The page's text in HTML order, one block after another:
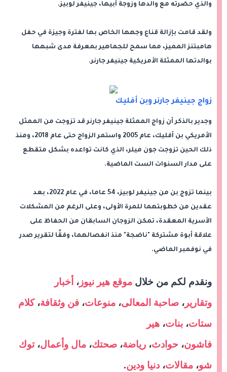
والذي حضرته مع والدها وزوجة أبيها، جينيفر لوبيز.
ولقد قامت بإزالة قناع وجهها الخاص بها لفترة وجيزة في حفل
هامبتنز المميز، مما سمح للجماهير بمعرفة مدى شبهها
بوالدتها الممثلة الأمريكية جينيفر جارنر.
زواج جينيفر جارنر وبن أفليك
وجدير بالذكر أن زواج الممثلة جينيفر جارنر قد تزوجت من الممثل
الأمريكي بن أفليك، عام 2005 واستمر الزواج حتى عام 2018، ومنذ
ذلك الحين تزوجت جون ميلر، الذي كانت تواعده بشكل متقطع
على مدار السنوات الست الماضية.
بينما تزوج بن من جينيفر لوبيز، 54 عاما، في عام 2022، بعد
عقدين من خطوبتهما للمرة الأولى، وعلى الرغم من المشكلات
الأسرية المعقدة، تمكن الزوجان السابقان من الحفاظ على
علاقة أبوة مشتركة "ناضجة" منذ انفصالهما، وفقًا لتقرير صدر
في نوفمبر الماضي.
ونقدم لكم من خلال موقع هير نيوز ، أخبار
وتقارير ، صاحبة المعالى، منوعات، فن وثقافة، كلام
ستات، بنات، هير
فاشون، حوادث، رياضة، صحتك، مال وأعمال، توك
شو، مقالات، دنيا ودين.